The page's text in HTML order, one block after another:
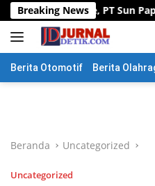
Langsung
ke
konten
Breaking News
PT Sun Paper Source
Berita Otomotif Berita
Beranda Uncategorized
Uncategorized